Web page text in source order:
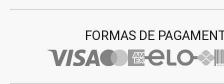
FORMAS DE